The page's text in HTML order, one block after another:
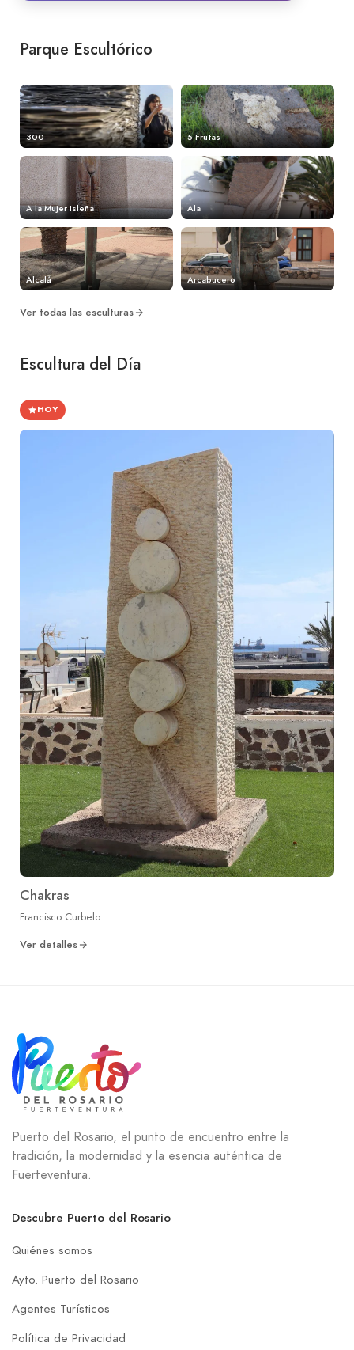
Parque Escultórico
300 5 Frutas
A la Mujer Isleña Ala
Alcalá Arcabucero
Ver todas las esculturas
Escultura del Día
HOY
Chakras
Francisco Curbelo
Ver detalles
Puerto del Rosario, el punto de encuentro entre la
tradición, la modernidad y la esencia auténtica de
Fuerteventura.
Descubre Puerto del Rosario
Quiénes somos
Ayto. Puerto del Rosario
Agentes Turísticos
Política de Privacidad